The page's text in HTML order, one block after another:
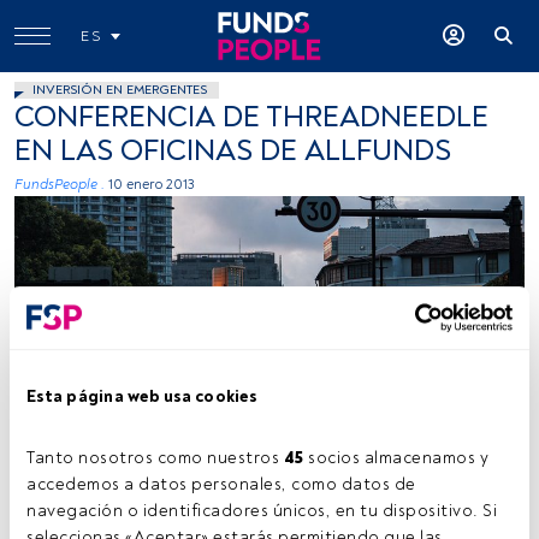
Esta página web usa cookies
Tanto nosotros como nuestros 45 socios almacenamos y
accedemos a datos personales, como datos de
navegación o identificadores únicos, en tu dispositivo. Si
ES
INVERSIÓN EN EMERGENTES
CONFERENCIA DE THREADNEEDLE
EN LAS OFICINAS DE ALLFUNDS
FundsPeople . 10 enero 2013